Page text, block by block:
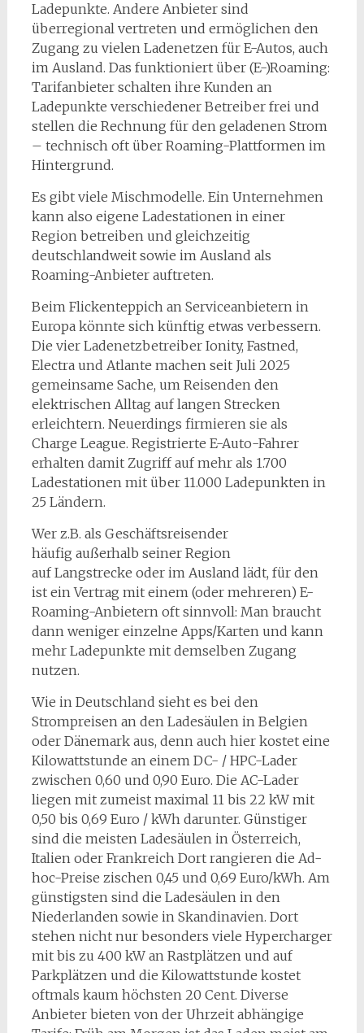
Ladepunkte. Andere Anbieter sind
überregional vertreten und ermöglichen den
Zugang zu vielen Ladenetzen für E-Autos, auch
im Ausland. Das funktioniert über (E-)Roaming:
Tarifanbieter schalten ihre Kunden an
Ladepunkte verschiedener Betreiber frei und
stellen die Rechnung für den geladenen Strom
– technisch oft über Roaming-Plattformen im
Hintergrund.
Es gibt viele Mischmodelle. Ein Unternehmen
kann also eigene Ladestationen in einer
Region betreiben und gleichzeitig
deutschlandweit sowie im Ausland als
Roaming-Anbieter auftreten.
Beim Flickenteppich an Serviceanbietern in
Europa könnte sich künftig etwas verbessern.
Die vier Ladenetzbetreiber Ionity, Fastned,
Electra und Atlante machen seit Juli 2025
gemeinsame Sache, um Reisenden den
elektrischen Alltag auf langen Strecken
erleichtern. Neuerdings firmieren sie als
Charge League. Registrierte E-Auto-Fahrer
erhalten damit Zugriff auf mehr als 1.700
Ladestationen mit über 11.000 Ladepunkten in
25 Ländern.
Wer z.B. als Geschäftsreisender
häufig außerhalb seiner Region
auf Langstrecke oder im Ausland lädt, für den
ist ein Vertrag mit einem (oder mehreren) E-
Roaming-Anbietern oft sinnvoll: Man braucht
dann weniger einzelne Apps/Karten und kann
mehr Ladepunkte mit demselben Zugang
nutzen.
Wie in Deutschland sieht es bei den
Strompreisen an den Ladesäulen in Belgien
oder Dänemark aus, denn auch hier kostet eine
Kilowattstunde an einem DC- / HPC-Lader
zwischen 0,60 und 0,90 Euro. Die AC-Lader
liegen mit zumeist maximal 11 bis 22 kW mit
0,50 bis 0,69 Euro / kWh darunter. Günstiger
sind die meisten Ladesäulen in Österreich,
Italien oder Frankreich Dort rangieren die Ad-
hoc-Preise zischen 0,45 und 0,69 Euro/kWh. Am
günstigsten sind die Ladesäulen in den
Niederlanden sowie in Skandinavien. Dort
stehen nicht nur besonders viele Hypercharger
mit bis zu 400 kW an Rastplätzen und auf
Parkplätzen und die Kilowattstunde kostet
oftmals kaum höchsten 20 Cent. Diverse
Anbieter bieten von der Uhrzeit abhängige